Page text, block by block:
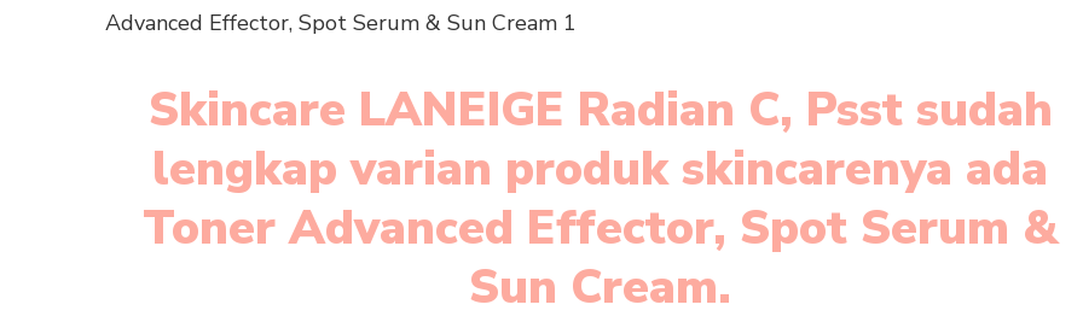
Skincare LANEIGE Radian C, Psst sudah
lengkap varian produk skincarenya ada
Toner Advanced Effector, Spot Serum &
Sun Cream.